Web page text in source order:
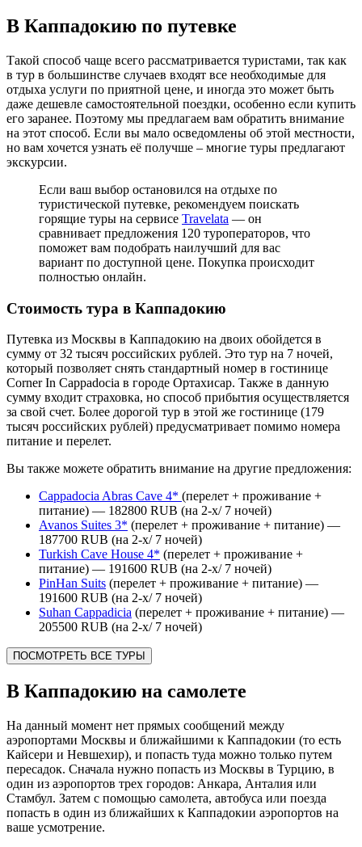
В Каппадокию по путевке
Такой способ чаще всего рассматривается туристами, так как
в тур в большинстве случаев входят все необходимые для
отдыха услуги по приятной цене, и иногда это может быть
даже дешевле самостоятельной поездки, особенно если купить
его заранее. Поэтому мы предлагаем вам обратить внимание
на этот способ. Если вы мало осведомлены об этой местности,
но вам хочется узнать её получше – многие туры предлагают
экскурсии.
Если ваш выбор остановился на отдыхе по
туристической путевке, рекомендуем поискать
горящие туры на сервисе Travelata — он
сравнивает предложения 120 туроператоров, что
поможет вам подобрать наилучший для вас
вариант по доступной цене. Покупка происходит
полностью онлайн.
Стоимость тура в Каппадокию
Путевка из Москвы в Каппадокию на двоих обойдется в
сумму от 32 тысяч российских рублей. Это тур на 7 ночей,
который позволяет снять стандартный номер в гостинице
Corner In Cappadocia в городе Ортахисар. Также в данную
сумму входит страховка, но способ прибытия осуществляется
за свой счет. Более дорогой тур в этой же гостинице (179
тысяч российских рублей) предусматривает помимо номера
питание и перелет.
Вы также можете обратить внимание на другие предложения:
Cappadocia Abras Cave 4* (перелет + проживание +
питание) — 182800 RUB (на 2-х/ 7 ночей)
Avanos Suites 3* (перелет + проживание + питание) —
187700 RUB (на 2-х/ 7 ночей)
Turkish Cave House 4* (перелет + проживание +
питание) — 191600 RUB (на 2-х/ 7 ночей)
PinHan Suits (перелет + проживание + питание) —
191600 RUB (на 2-х/ 7 ночей)
Suhan Cappadicia (перелет + проживание + питание) —
205500 RUB (на 2-х/ 7 ночей)
ПОСМОТРЕТЬ ВСЕ ТУРЫ
В Каппадокию на самолете
На данный момент нет прямых сообщений между
аэропортами Москвы и ближайшими к Каппадокии (то есть
Кайсери и Невшехир), и попасть туда можно только путем
пересадок. Сначала нужно попасть из Москвы в Турцию, в
один из аэропортов трех городов: Анкара, Анталия или
Стамбул. Затем с помощью самолета, автобуса или поезда
попасть в один из ближайших к Каппадокии аэропортов на
ваше усмотрение.